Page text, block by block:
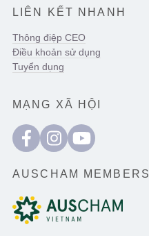
LIÊN KẾT NHANH
Thông điệp CEO
Điều khoản sử dụng
Tuyển dụng
MẠNG XÃ HỘI
AUSCHAM MEMBERS